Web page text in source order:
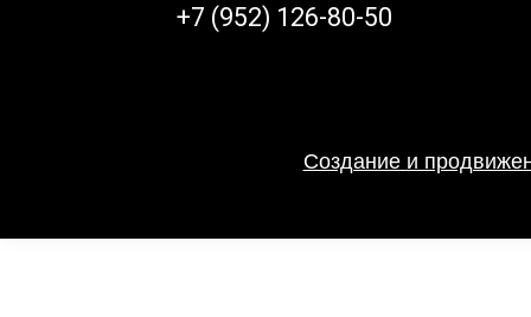
+7 (952) 126-80-50
Создание и